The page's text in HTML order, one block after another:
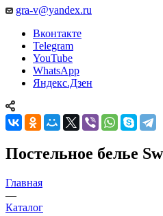
gra-v@yandex.ru
Вконтакте
Telegram
YouTube
WhatsApp
Яндекс.Дзен
Постельное белье
Главная
—
Каталог